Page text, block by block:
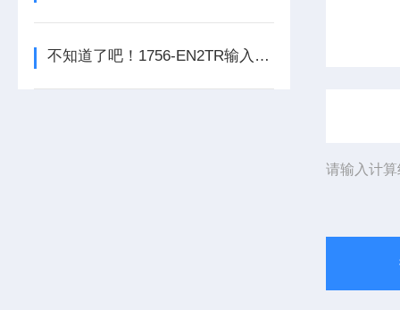
不知道了吧！1756-EN2TR输入模块是数控系统动力的保障
请输入计